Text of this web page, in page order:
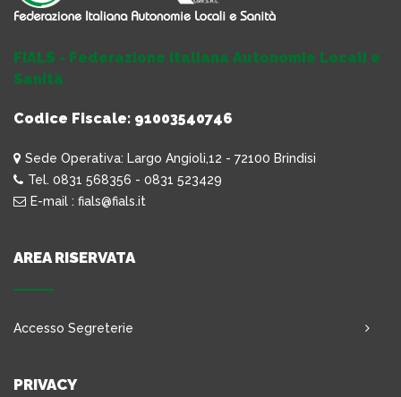
FIALS - Federazione Italiana Autonomie Locali e
Sanità
Codice Fiscale: 91003540746
Sede Operativa: Largo Angioli,12 - 72100 Brindisi
Tel. 0831 568356 - 0831 523429
E-mail : fials@fials.it
AREA RISERVATA
Accesso Segreterie
PRIVACY